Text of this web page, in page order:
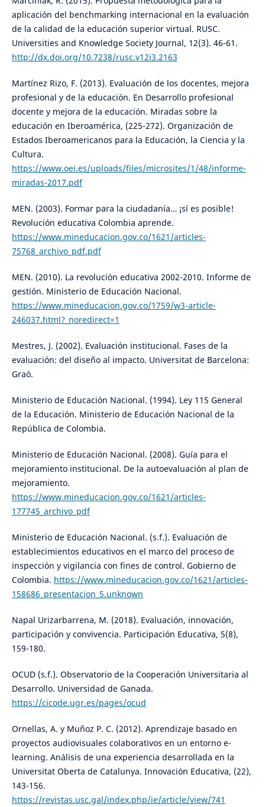
aplicación del benchmarking internacional en la evaluación
de la calidad de la educación superior virtual. RUSC.
Universities and Knowledge Society Journal, 12(3). 46-61.
http://dx.doi.org/10.7238/rusc.v12i3.2163
Martínez Rizo, F. (2013). Evaluación de los docentes, mejora
profesional y de la educación. En Desarrollo profesional
docente y mejora de la educación. Miradas sobre la
educación en Iberoamérica, (225-272). Organización de
Estados Iberoamericanos para la Educación, la Ciencia y la
Cultura.
https://www.oei.es/uploads/files/microsites/1/48/informe-
miradas-2017.pdf
MEN. (2003). Formar para la ciudadanía… ¡sí es posible!
Revolución educativa Colombia aprende.
https://www.mineducacion.gov.co/1621/articles-
75768_archivo_pdf.pdf
MEN. (2010). La revolución educativa 2002-2010. Informe de
gestión. Ministerio de Educación Nacional.
https://www.mineducacion.gov.co/1759/w3-article-
246037.html?_noredirect=1
Mestres, J. (2002). Evaluación institucional. Fases de la
evaluación: del diseño al impacto. Universitat de Barcelona:
Graó.
Ministerio de Educación Nacional. (1994). Ley 115 General
de la Educación. Ministerio de Educación Nacional de la
República de Colombia.
Ministerio de Educación Nacional. (2008). Guía para el
mejoramiento institucional. De la autoevaluación al plan de
mejoramiento.
https://www.mineducacion.gov.co/1621/articles-
177745_archivo_pdf
Ministerio de Educación Nacional. (s.f.). Evaluación de
establecimientos educativos en el marco del proceso de
inspección y vigilancia con fines de control. Gobierno de
Colombia. https://www.mineducacion.gov.co/1621/articles-
158686_presentacion_5.unknown
Napal Urizarbarrena, M. (2018). Evaluación, innovación,
participación y convivencia. Participación Educativa, 5(8),
159-180.
OCUD (s.f.). Observatorio de la Cooperación Universitaria al
Desarrollo. Universidad de Ganada.
https://cicode.ugr.es/pages/ocud
Ornellas, A. y Muñoz P. C. (2012). Aprendizaje basado en
proyectos audiovisuales colaborativos en un entorno e-
learning. Análisis de una experiencia desarrollada en la
Universitat Oberta de Catalunya. Innovación Educativa, (22),
143-156.
https://revistas.usc.gal/index.php/ie/article/view/741